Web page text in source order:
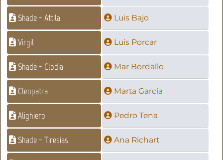
Shade - Attila Luis Bajo
Virgil Luis Porcar
Shade - Clodia Mar Bordallo
Cleopatra Marta García
Alighiero Pedro Tena
Shade - Tiresias Ana Richart